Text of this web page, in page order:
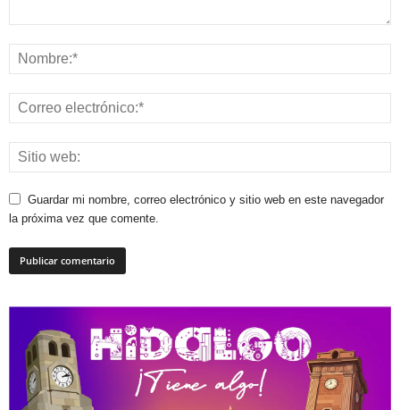
Guardar mi nombre, correo electrónico y sitio web en este navegador
la próxima vez que comente.